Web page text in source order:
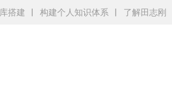
搭建 构建个人知识体系 了解田志刚